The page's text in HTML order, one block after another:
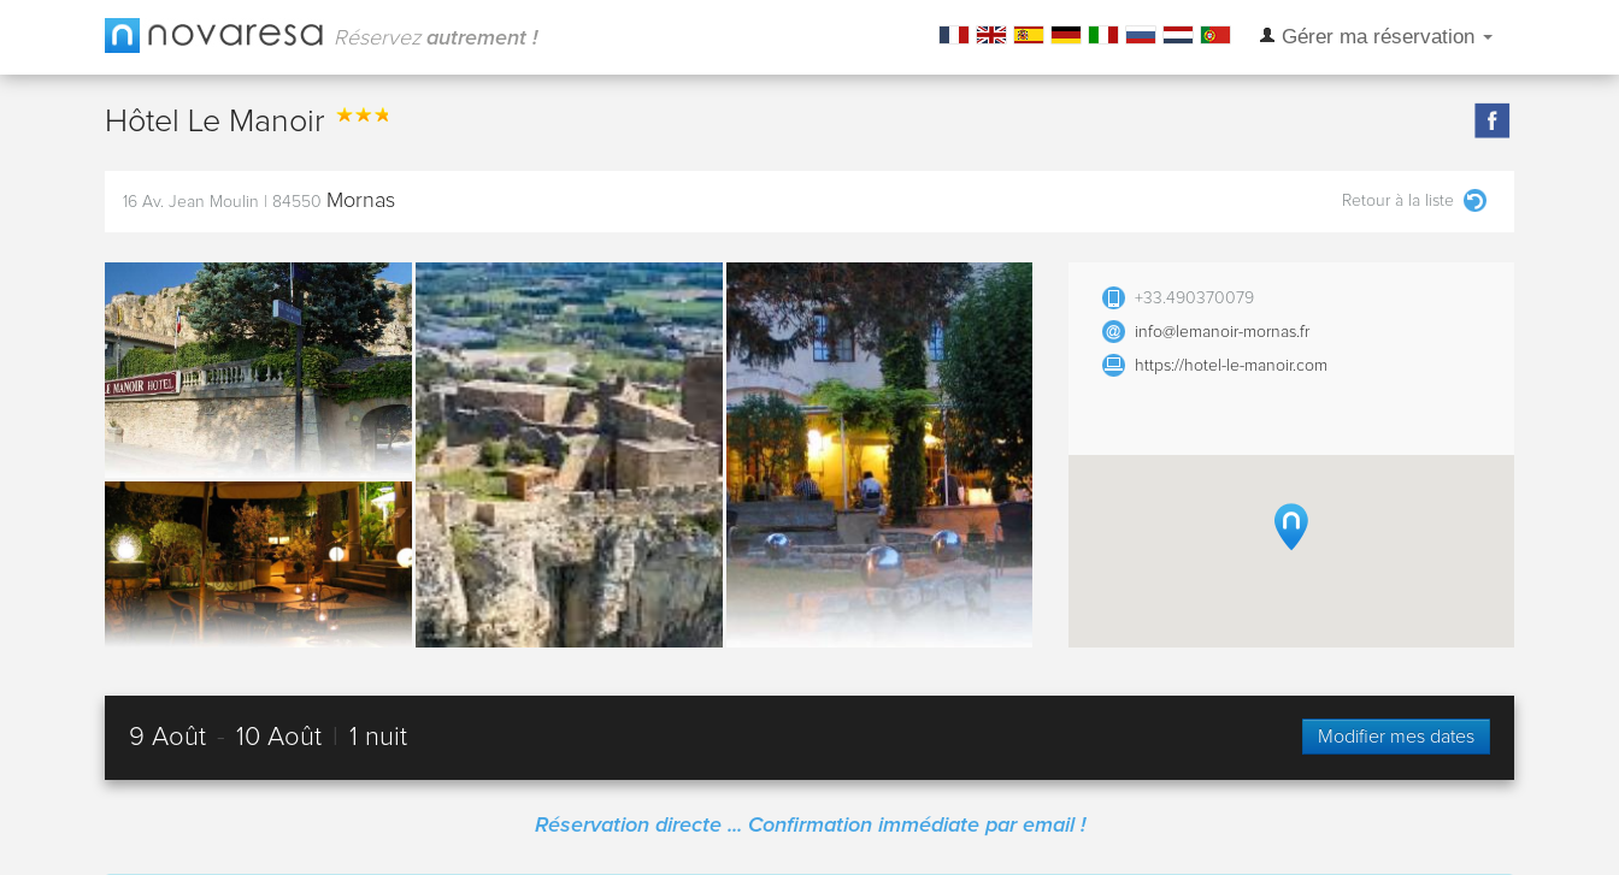
Réservezautrement ! Gérer ma réservation
Hôtel Le Manoir
16 Av. Jean Moulin 84550 Mornas Retour à la liste
+33.490370079
info@lemanoir-mornas.fr
https://hotel-le-manoir.com
9 Août - 10 Août 1 nuit Modifier mes dates
Réservation directe ... Confirmation immédiate par email !